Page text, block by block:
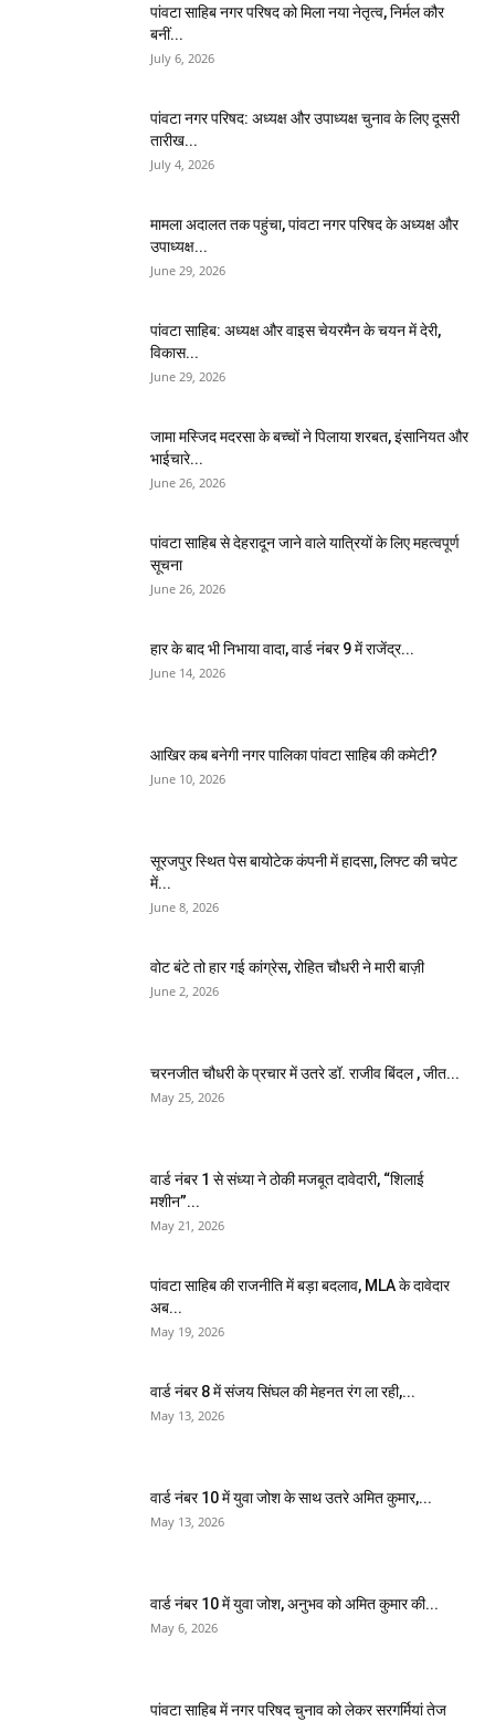
पांवटा साहिब नगर परिषद को मिला नया नेतृत्व, निर्मल कौर
बनीं...
July 6, 2026
पांवटा नगर परिषद: अध्यक्ष और उपाध्यक्ष चुनाव के लिए दूसरी
तारीख...
July 4, 2026
मामला अदालत तक पहुंचा, पांवटा नगर परिषद के अध्यक्ष और
उपाध्यक्ष...
June 29, 2026
पांवटा साहिब: अध्यक्ष और वाइस चेयरमैन के चयन में देरी,
विकास...
June 29, 2026
जामा मस्जिद मदरसा के बच्चों ने पिलाया शरबत, इंसानियत और
भाईचारे...
June 26, 2026
पांवटा साहिब से देहरादून जाने वाले यात्रियों के लिए महत्वपूर्ण
सूचना
June 26, 2026
हार के बाद भी निभाया वादा, वार्ड नंबर 9 में राजेंद्र...
June 14, 2026
आखिर कब बनेगी नगर पालिका पांवटा साहिब की कमेटी?
June 10, 2026
सूरजपुर स्थित पेस बायोटेक कंपनी में हादसा, लिफ्ट की चपेट
में...
June 8, 2026
वोट बंटे तो हार गई कांग्रेस, रोहित चौधरी ने मारी बाज़ी
June 2, 2026
चरनजीत चौधरी के प्रचार में उतरे डॉ. राजीव बिंदल , जीत...
May 25, 2026
वार्ड नंबर 1 से संध्या ने ठोकी मजबूत दावेदारी, “शिलाई
मशीन”...
May 21, 2026
पांवटा साहिब की राजनीति में बड़ा बदलाव, MLA के दावेदार
अब...
May 19, 2026
वार्ड नंबर 8 में संजय सिंघल की मेहनत रंग ला रही,...
May 13, 2026
वार्ड नंबर 10 में युवा जोश के साथ उतरे अमित कुमार,...
May 13, 2026
वार्ड नंबर 10 में युवा जोश, अनुभव को अमित कुमार की...
May 6, 2026
पांवटा साहिब में नगर परिषद चुनाव को लेकर सरगर्मियां तेज